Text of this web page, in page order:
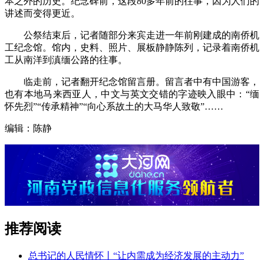
讲述而变得更近。
公祭结束后，记者随部分来宾走进一年前刚建成的南侨机
工纪念馆。馆内，史料、照片、展板静静陈列，记录着南侨机
工从南洋到滇缅公路的往事。
临走前，记者翻开纪念馆留言册。留言者中有中国游客，
也有本地马来西亚人，中文与英文交错的字迹映入眼中：“缅
怀先烈”“传承精神”“向心系故土的大马华人致敬”……
编辑：陈静
推荐阅读
总书记的人民情怀丨“让内需成为经济发展的主动力”